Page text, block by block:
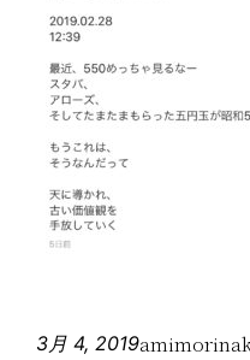
3月 4, 2019